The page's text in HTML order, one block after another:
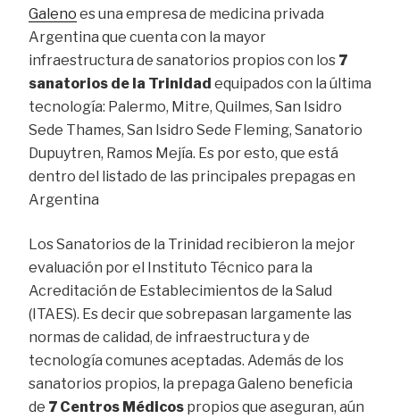
Galeno es una empresa de medicina privada
Argentina que cuenta con la mayor
infraestructura de sanatorios propios con los 7
sanatorios de la Trinidad equipados con la última
tecnología: Palermo, Mitre, Quilmes, San Isidro
Sede Thames, San Isidro Sede Fleming, Sanatorio
Dupuytren, Ramos Mejía. Es por esto, que está
dentro del listado de las principales prepagas en
Argentina
Los Sanatorios de la Trinidad recibieron la mejor
evaluación por el Instituto Técnico para la
Acreditación de Establecimientos de la Salud
(ITAES). Es decir que sobrepasan largamente las
normas de calidad, de infraestructura y de
tecnología comunes aceptadas. Además de los
sanatorios propios, la prepaga Galeno beneficia
de 7 Centros Médicos propios que aseguran, aún